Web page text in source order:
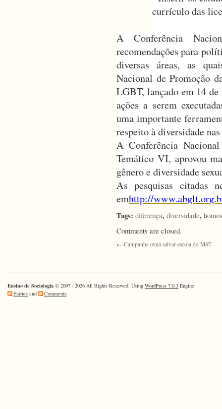
currículo das
A Conferência
recomendações para
diversas áreas, as
Nacional de Promoção
LGBT, lançado em 14
ações a serem
uma importante
respeito à diversidade
A Conferência
Temático VI, aprovou
gênero e diversidade
As pesquisas citadas
emhttp://
Tags: diferença, diversidade,
Comments are closed.
← Campanha tenta salvar escola do MST
Ensino de Sociologia © 2007 - 2026 All Rights Reserved. Using WordPress 7.0.3 Engine
Entries and Comments.